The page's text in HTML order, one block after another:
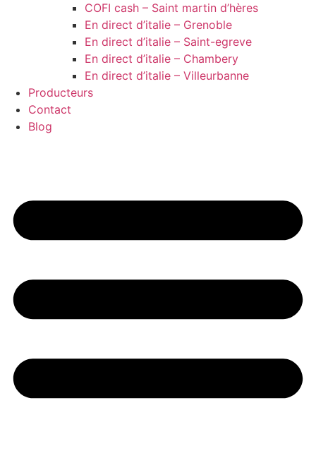
COFI cash – Saint martin d’hères
En direct d’italie – Grenoble
En direct d’italie – Saint-egreve
En direct d’italie – Chambery
En direct d’italie – Villeurbanne
Producteurs
Contact
Blog